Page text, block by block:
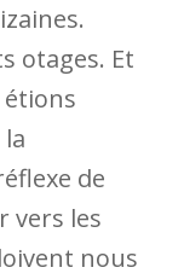
otages. Et
étions
de
vers les
nous